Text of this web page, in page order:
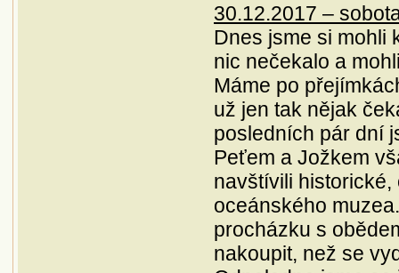
30.12.2017 –
Dnes jsme si mohli
nic nečekalo a
Máme po
už jen tak nějak
posledních pár dní
Peťem a Jožkem
navštívili
oceánského
procházku s
nakoupit, než se